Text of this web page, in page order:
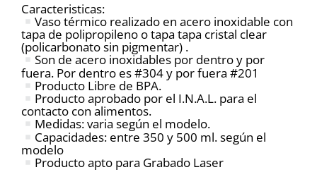
Caracteristicas:
Vaso térmico realizado en acero inoxidable con
tapa de polipropileno o tapa tapa cristal clear
(policarbonato sin pigmentar) .
Son de acero inoxidables por dentro y por
fuera. Por dentro es #304 y por fuera #201
Producto Libre de BPA.
Producto aprobado por el I.N.A.L. para el
contacto con alimentos.
Medidas: varia según el modelo.
Capacidades: entre 350 y 500 ml. según el
modelo
Producto apto para Grabado Laser